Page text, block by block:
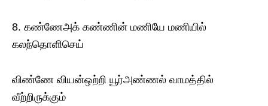
8. கண்ணேஅக் கண்ணின் மணியே மணியில்
கலந்தொளிசெய்
விண்ணே வியன்ஒற்றி யூர்அண்ணல் வாமத்தில்
வீற்றிருக்கும்